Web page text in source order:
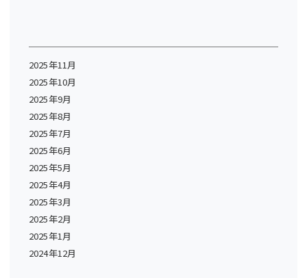
2025年11月
2025年10月
2025年9月
2025年8月
2025年7月
2025年6月
2025年5月
2025年4月
2025年3月
2025年2月
2025年1月
2024年12月